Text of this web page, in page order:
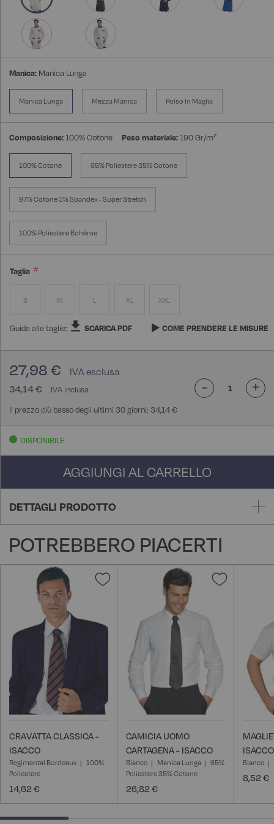
Manica: Manica Lunga
Manica Lunga Mezza Manica Polso In Maglia
Composizione:100% Cotone Peso materiale:190 Gr/m²
100% Cotone 65% Poliestere 35% Cotone
97% Cotone 3% Spandex - Super Stretch
100% Poliestere Bohème
Taglia
S M L XL XXL
Guida alle taglie: SCARICA PDF COME PRENDERE LE MISURE
34,14 €
27,98 €
Il prezzo più basso degli ultimi 30 giorni: 34,14 €
- +
DISPONIBILE
AGGIUNGI AL CARRELLO
DETTAGLI PRODOTTO
POTREBBERO PIACERTI
Aggiungi
desideri
CRAVATTA CLASSICA -
ISACCO
Regimental Bordeaux
100%
Poliestere
14,62 €
Aggiungi
CAMICIA UOMO
CARTAGENA - ISACCO
Bianco Manica Lunga
65%
Poliestere 35% Cotone
26,82 €
ISACCO
Bianco
8,52 €